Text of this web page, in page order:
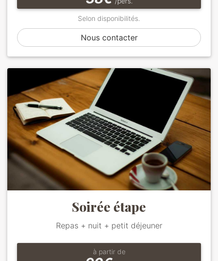
Selon disponibilités.
Nous contacter
Soirée étape
Repas + nuit + petit déjeuner
à partir de